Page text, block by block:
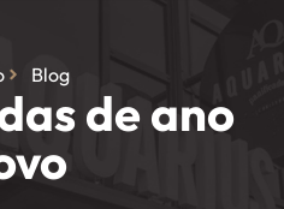
Blog
de ano